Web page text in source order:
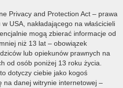
Privacy and Protection Act – prawa
USA, nakładającego na właścicieli
mogą zbierać informacje od
niż 13 lat – obowiązek
lub opiekunów prawnych na
od osób poniżej 13 roku życia.
dotyczy ciebie jako kogoś
na danej witrynie internetowej –